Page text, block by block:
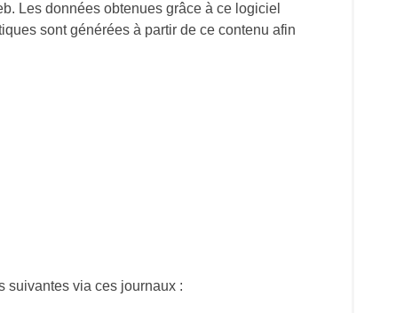
Les données obtenues grâce à ce logiciel
sont générées à partir de ce contenu afin
suivantes via ces journaux :